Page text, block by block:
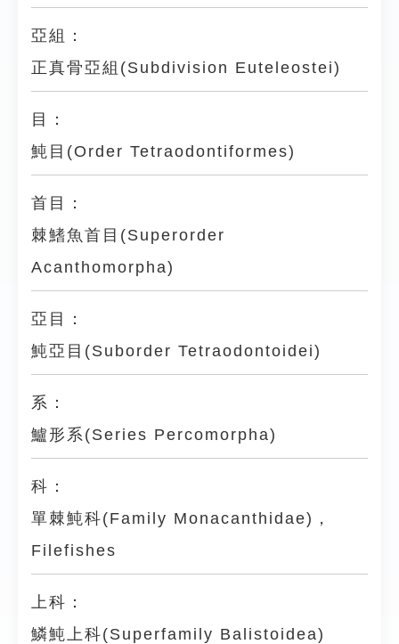
亞組：
正真骨亞組(Subdivision Euteleostei)
目：
魨目(Order Tetraodontiformes)
首目：
棘鰭魚首目(Superorder
Acanthomorpha)
亞目：
魨亞目(Suborder Tetraodontoidei)
系：
鱸形系(Series Percomorpha)
科：
單棘魨科(Family Monacanthidae)，
Filefishes
上科：
鱗魨上科(Superfamily Balistoidea)